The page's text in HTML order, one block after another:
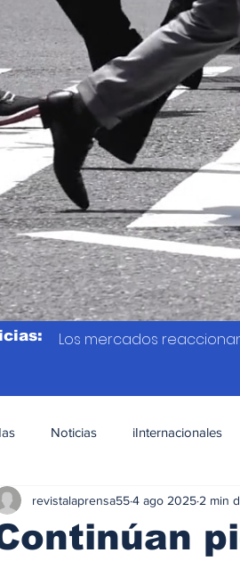
Los mercados
Noticias iInternacionales
Educación Sexual Deportes
revistalaprensa554 ago 2025 2 min